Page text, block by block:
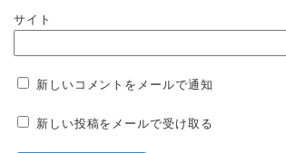
サイト
新しいコメントをメールで通知
新しい投稿をメールで受け取る